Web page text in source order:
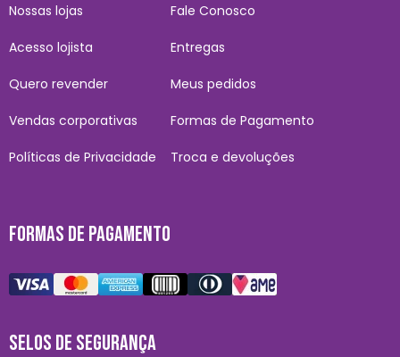
Nossas lojas
Acesso lojista
Quero revender
Vendas corporativas
Políticas de Privacidade
Fale Conosco
Entregas
Meus pedidos
Formas de Pagamento
Troca e devoluções
FORMAS DE PAGAMENTO
SELOS DE SEGURANÇA